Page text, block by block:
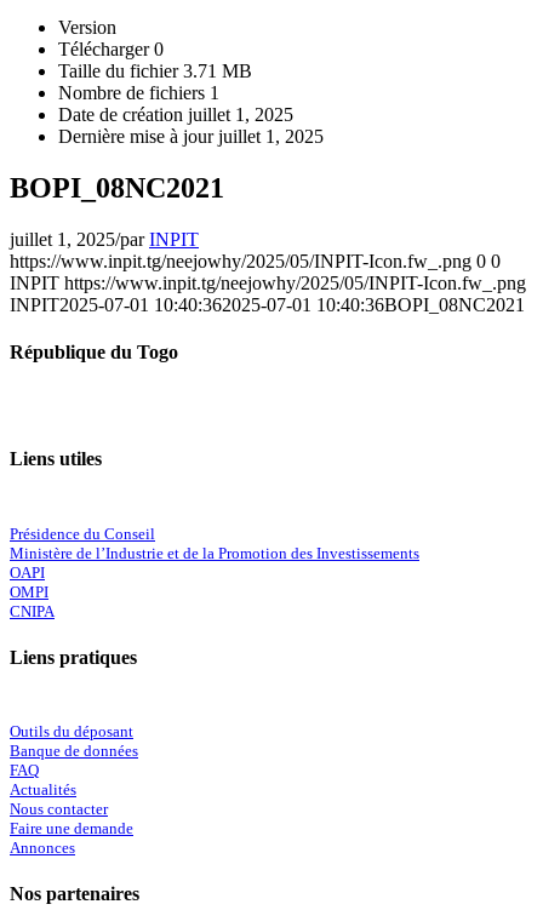
Version
Télécharger0
Taille du fichier3.71 MB
Nombre de fichiers 1
Date de création juillet 1, 2025
Dernière mise à jourjuillet 1, 2025
BOPI_08NC2021
juillet 1, 2025/parINPIT
https://www.inpit.tg/neejowhy/2025/05/INPIT-Icon.fw_.png 0 0
INPIT https://www.inpit.tg/neejowhy/2025/05/INPIT-Icon.fw_.png
INPIT2025-07-01 10:40:362025-07-01 10:40:36BOPI_08NC2021
République du Togo
Liens utiles
Présidence du Conseil
Ministère de l’Industrie et de la Promotion des Investissements
OAPI
OMPI
CNIPA
Liens pratiques
Outils du déposant
Banque de données
FAQ
Actualités
Nous contacter
Faire une demande
Annonces
Nos partenaires